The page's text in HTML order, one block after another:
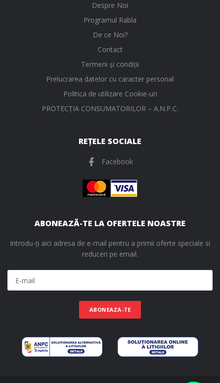
Despre Noi
Programul Rabla
De ce Noi?
Contact
Termeni și condiții
Prelucrarea datelor cu caracter personal
Politica de utilizare Cookie-uri
PROTECŢIA CONSUMATORILOR – A.N.P.C.
REȚELE SOCIALE
Facebook
ABONEAZĂ-TE LA OFERTELE NOASTRE
Introdu-ți aici adresa de e-mail pentru a primii oferte speciale si
reduceri pe email.
ABONEAZA-TE